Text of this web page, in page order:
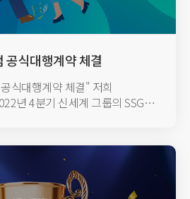
공식대행계약 체결
식대행계약 체결​" 저희
년 4분기 신세계 그룹의 SSG